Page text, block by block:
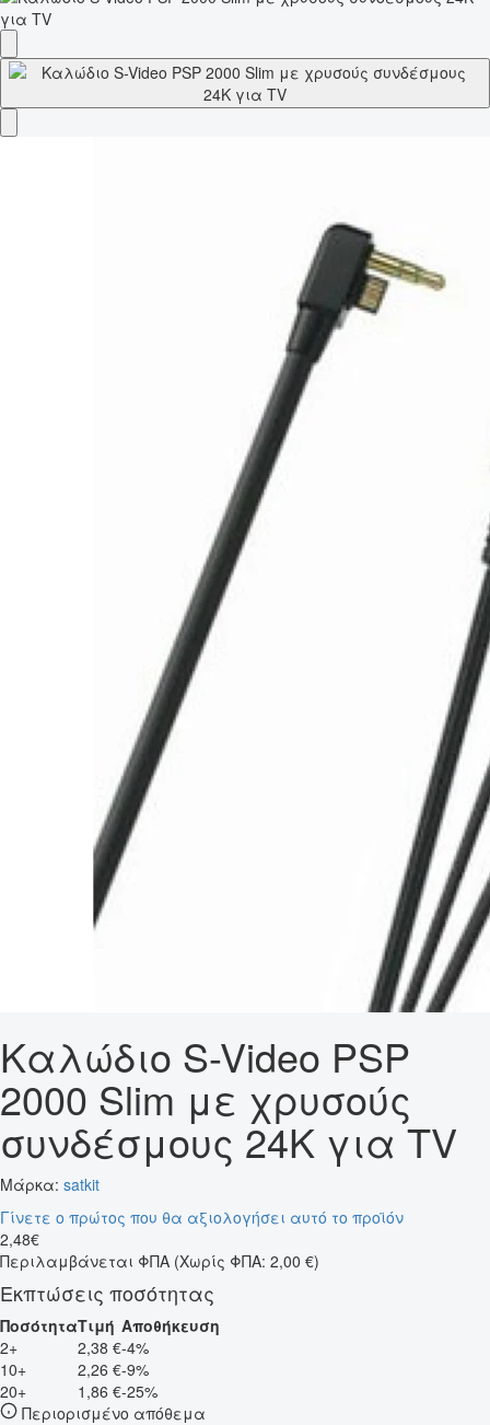
Καλώδιο S-Video PSP
2000 Slim με χρυσούς
συνδέσμους 24K για TV
Μάρκα: satkit
Γίνετε ο πρώτος που θα αξιολογήσει αυτό το προϊόν
2,48€
Περιλαμβάνεται ΦΠΑ (Χωρίς ΦΠΑ: 2,00 €)
Εκπτώσεις ποσότητας
ΠοσότηταΤιμή Αποθήκευση
2+
2,38 €-4%
10+
2,26 €-9%
20+
1,86 €-25%
Περιορισμένο απόθεμα